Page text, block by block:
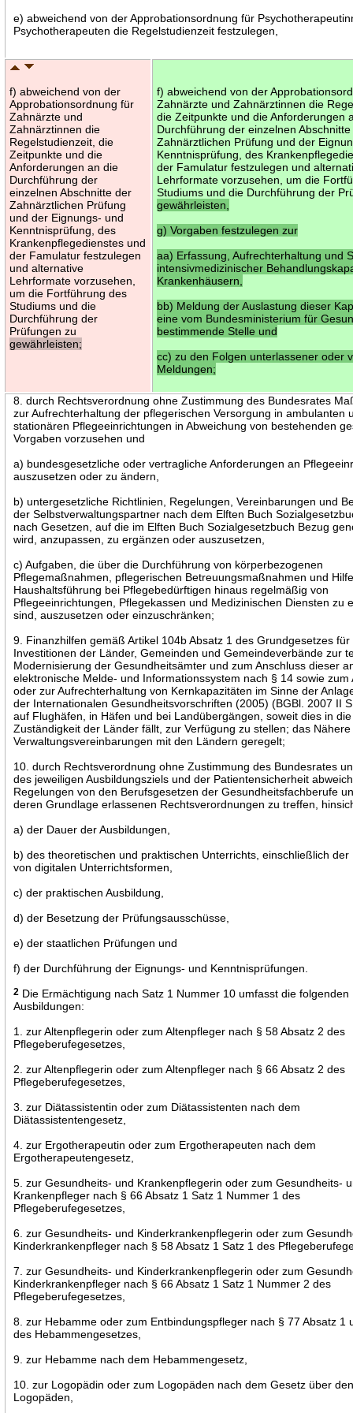
e) abweichend von der Approbationsordnung für
Psychotherapeuten die Regelstudienzeit festzulegen,
f) abweichend von der
Approbationsordnung für
Zahnärzte und
Zahnärztinnen die
Regelstudienzeit, die
Zeitpunkte und die
Anforderungen an die
Durchführung der
einzelnen Abschnitte der
Zahnärztlichen Prüfung
und der Eignungs- und
Kenntnisprüfung, des
Krankenpflegedienstes und
der Famulatur festzulegen
und alternative
Lehrformate vorzusehen,
um die Fortführung des
Studiums und die
Durchführung der
Prüfungen zu
gewährleisten;
f) abweichend von der
Zahnärzte und Zahnärztinnen die
die Zeitpunkte und die Anforderungen
Durchführung der einzelnen
Zahnärztlichen Prüfung und der
Kenntnisprüfung, des
der Famulatur festzulegen und
Lehrformate vorzusehen, um die
Studiums und die Durchführung der
gewährleisten,
g) Vorgaben festzulegen zur
aa) Erfassung, Aufrechterhaltung und
intensivmedizinischer
Krankenhäusern,
bb) Meldung der Auslastung dieser
eine vom Bundesministerium für
bestimmende Stelle und
cc) zu den Folgen unterlassener oder
Meldungen;
8. durch Rechtsverordnung ohne Zustimmung des Bundesrates
zur Aufrechterhaltung der pflegerischen Versorgung in ambulanten
stationären Pflegeeinrichtungen in Abweichung von bestehenden
Vorgaben vorzusehen und
a) bundesgesetzliche oder vertragliche Anforderungen an
auszusetzen oder zu ändern,
b) untergesetzliche Richtlinien, Regelungen, Vereinbarungen und
der Selbstverwaltungspartner nach dem Elften Buch
nach Gesetzen, auf die im Elften Buch Sozialgesetzbuch Bezug
wird, anzupassen, zu ergänzen oder auszusetzen,
c) Aufgaben, die über die Durchführung von körperbezogenen
Pflegemaßnahmen, pflegerischen Betreuungsmaßnahmen und
Haushaltsführung bei Pflegebedürftigen hinaus regelmäßig von
Pflegeeinrichtungen, Pflegekassen und Medizinischen Diensten zu
sind, auszusetzen oder einzuschränken;
9. Finanzhilfen gemäß Artikel 104b Absatz 1 des Grundgesetzes für
Investitionen der Länder, Gemeinden und Gemeindeverbände zur
Modernisierung der Gesundheitsämter und zum Anschluss dieser
elektronische Melde- und Informationssystem nach § 14 sowie zum
oder zur Aufrechterhaltung von Kernkapazitäten im Sinne der
der Internationalen Gesundheitsvorschriften (2005) (BGBl. 2007 II
auf Flughäfen, in Häfen und bei Landübergängen, soweit dies in die
Zuständigkeit der Länder fällt, zur Verfügung zu stellen; das
Verwaltungsvereinbarungen mit den Ländern geregelt;
10. durch Rechtsverordnung ohne Zustimmung des Bundesrates
des jeweiligen Ausbildungsziels und der Patientensicherheit
Regelungen von den Berufsgesetzen der Gesundheitsfachberufe
deren Grundlage erlassenen Rechtsverordnungen zu treffen,
a) der Dauer der Ausbildungen,
b) des theoretischen und praktischen Unterrichts, einschließlich der
von digitalen Unterrichtsformen,
c) der praktischen Ausbildung,
d) der Besetzung der Prüfungsausschüsse,
e) der staatlichen Prüfungen und
f) der Durchführung der Eignungs- und Kenntnisprüfungen.
2 Die Ermächtigung nach Satz 1 Nummer 10 umfasst die folgenden
Ausbildungen:
1. zur Altenpflegerin oder zum Altenpfleger nach § 58 Absatz 2 des
Pflegeberufegesetzes,
2. zur Altenpflegerin oder zum Altenpfleger nach § 66 Absatz 2 des
Pflegeberufegesetzes,
3. zur Diätassistentin oder zum Diätassistenten nach dem
Diätassistentengesetz,
4. zur Ergotherapeutin oder zum Ergotherapeuten nach dem
Ergotherapeutengesetz,
5. zur Gesundheits- und Krankenpflegerin oder zum Gesundheits-
Krankenpfleger nach § 66 Absatz 1 Satz 1 Nummer 1 des
Pflegeberufegesetzes,
6. zur Gesundheits- und Kinderkrankenpflegerin oder zum
Kinderkrankenpfleger nach § 58 Absatz 1 Satz 1 des
7. zur Gesundheits- und Kinderkrankenpflegerin oder zum
Kinderkrankenpfleger nach § 66 Absatz 1 Satz 1 Nummer 2 des
Pflegeberufegesetzes,
8. zur Hebamme oder zum Entbindungspfleger nach § 77 Absatz 1
des Hebammengesetzes,
9. zur Hebamme nach dem Hebammengesetz,
10. zur Logopädin oder zum Logopäden nach dem Gesetz über
Logopäden,